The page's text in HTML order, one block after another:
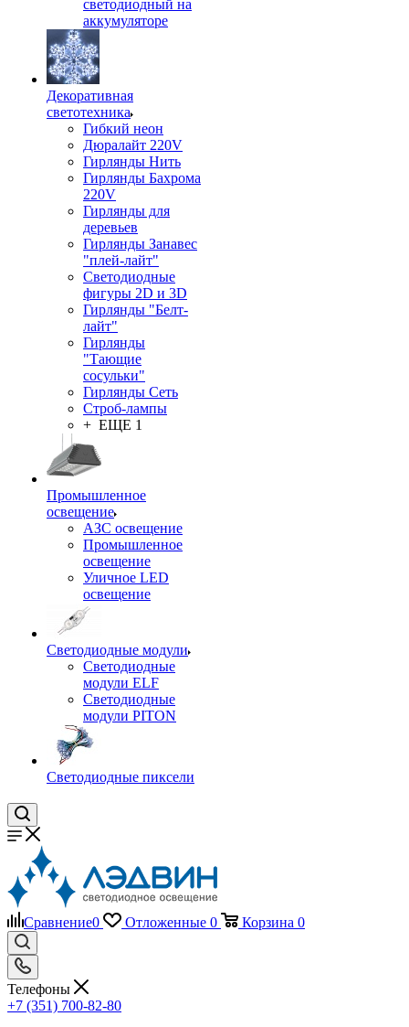
светодиодный на
аккумуляторе
Декоративная
светотехника
Гибкий неон
Дюралайт 220V
Гирлянды Нить
Гирлянды Бахрома
220V
Гирлянды для
деревьев
Гирлянды Занавес
"плей-лайт"
Светодиодные
фигуры 2D и 3D
Гирлянды "Белт-
лайт"
Гирлянды
"Тающие
сосульки"
Гирлянды Сеть
Строб-лампы
+ ЕЩЕ 1
Промышленное
освещение
АЗС освещение
Промышленное
освещение
Уличное LED
освещение
Светодиодные модули
Светодиодные
модули ELF
Светодиодные
модули PITON
Светодиодные пиксели
Сравнение0 Отложенные 0 Корзина 0
Телефоны
+7 (351) 700-82-80